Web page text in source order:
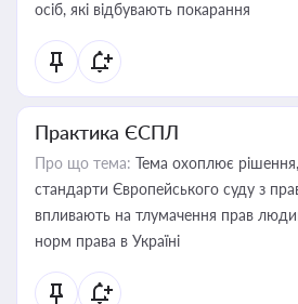
осіб, які відбувають покарання
Практика ЄСПЛ
Про що тема: Тема охоплює рішення,
стандарти Європейського суду з
впливають на тлумачення прав
норм права в Україні